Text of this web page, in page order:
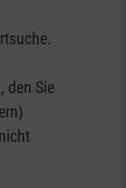
den Sie